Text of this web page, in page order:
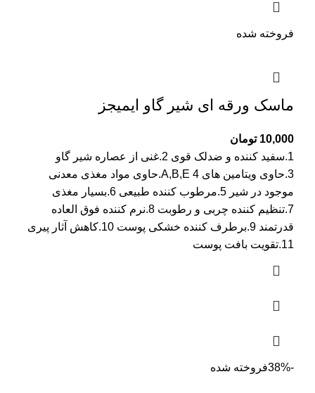
فروخته شده
ماسک ورقه ای شیر گاو ایمیجز
10,000 تومان
1.سفید کننده و ضدلک قوی 2.غنی از عصاره شیر گاو
3.حاوی ویتامین های A,B,E 4.حاوی مواد مغذی معدنی
موجود در شیر 5.مرطوب کننده طبیعی 6.بسیار مغذی
7.تنظیم کننده چربی و رطوبت 8.نرم کننده فوق العاده
قدرتمند 9.برطرف کننده خشکی پوست 10.کاهش آثار پیری
11.تقویت بافت پوست
-38% فروخته شده